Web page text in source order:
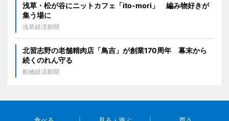
浅草・松が谷にニットカフェ「ito-mori」 編み物好きが
集う場に
浅草経済新聞
北習志野の老舗精肉店「鳥吉」が創業170周年 幕末から
続くのれん守る
船橋経済新聞